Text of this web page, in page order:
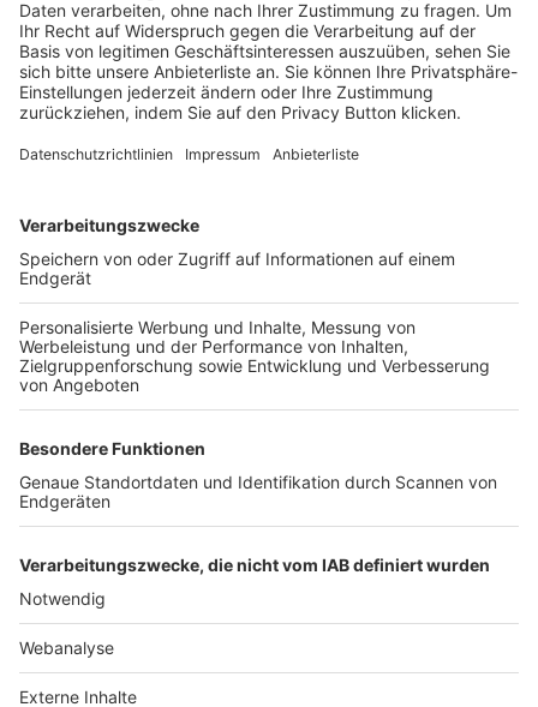
Trainerbörse
Login SpielPlus
FOLGE DEM BFV
TOP-VEREINE
TOP-PARTNER
Nutzungsbedingungen Datenschutz Impressum